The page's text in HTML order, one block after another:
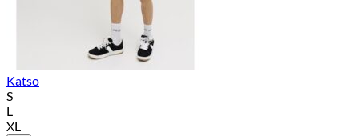
Katso
S
L
XL